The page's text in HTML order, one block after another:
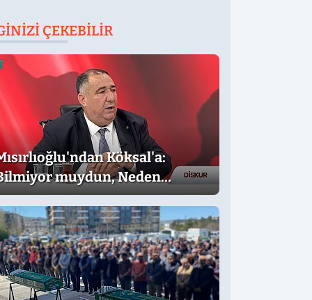
ÇEKEBILIR
Köksal'a:
muydun, Neden
Adayı Oldun?